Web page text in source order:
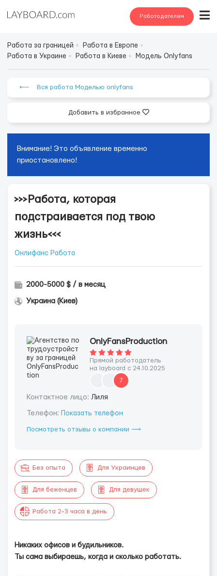
Работодателям
Работа за границей
Работа в Европе
Работа в Украине
Работа в Киеве Модель Onlyfans
⟵ Вся работа Моделью onlyfans
Добавить в избранное
Внимание! Это объявление временно
приостановлено!
>>>Работа, которая
подстраивается под твою
жизнь<<<
Онлифанс Работа
2000-5000 $ / в месяц
Украина (Киев)
OnlyFansProduction
Прямой работодатель
на layboard с 24.10.2025
7
Контактное лицо: Лиля
Телефон: Показать телефон
Посмотреть отзывы о компании ⟶
Без опыта Для Украинцев
Для беженцев Для девушек
Работа 2-3 часа в день
Никаких офисов и будильников.
Ты сама выбираешь, когда и сколько работать.